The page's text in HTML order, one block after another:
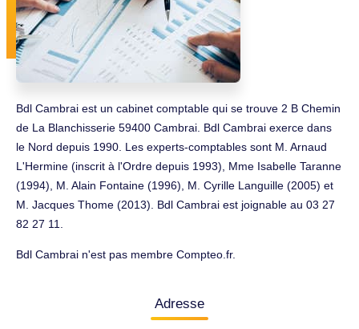
Bdl Cambrai est un cabinet comptable qui se trouve 2 B Chemin
de La Blanchisserie 59400 Cambrai. Bdl Cambrai exerce dans
le Nord depuis 1990. Les experts-comptables sont M. Arnaud
L'Hermine (inscrit à l'Ordre depuis 1993), Mme Isabelle Taranne
(1994), M. Alain Fontaine (1996), M. Cyrille Languille (2005) et
M. Jacques Thome (2013). Bdl Cambrai est joignable au 03 27
82 27 11.
Bdl Cambrai n'est pas membre Compteo.fr.
Adresse